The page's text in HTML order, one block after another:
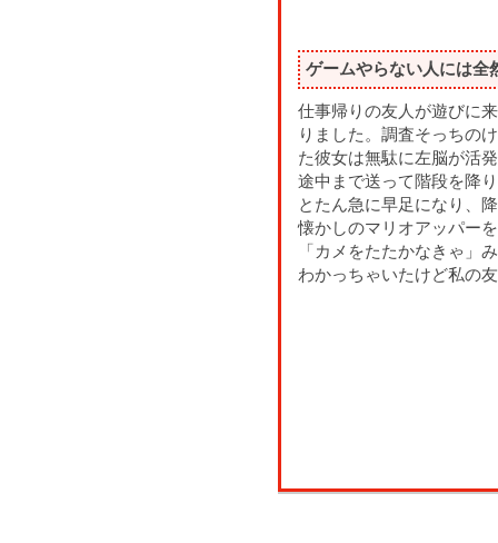
ゲームやらない人には全
仕事帰りの友人が遊びに
りました。調査そっちの
た彼女は無駄に左脳が活
途中まで送って階段を降
とたん急に早足になり、
懐かしのマリオアッパー
「カメをたたかなきゃ」
わかっちゃいたけど私の